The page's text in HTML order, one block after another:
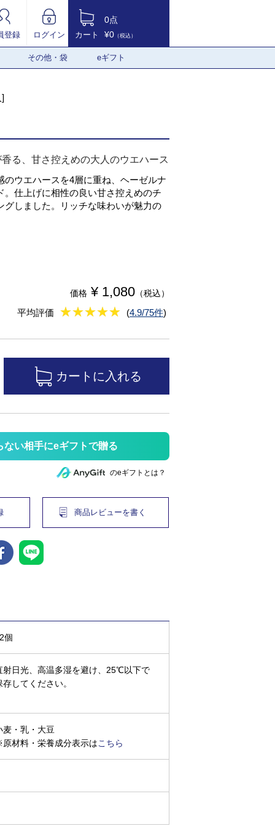
登録 ログイン カート
0点
¥0 （税込）
その他・袋 eギフト
]
る、甘さ控えめの大人のウエハース
のウエハースを4層に重ね、ヘーゼルナ
。仕上げに相性の良い甘さ控えめのチ
グしました。リッチな味わいが魅力の
価格 ¥ 1,080 （税込）
平均評価 ★★★★★
★★★★★ (4.9/75件)
ない相手にeギフトで贈る
のeギフトとは？
商品レビューを書く
個
射日光、高温多湿を避け、25℃以下で
存してください。
麦・乳・大豆
材料・栄養成分表示はこちら